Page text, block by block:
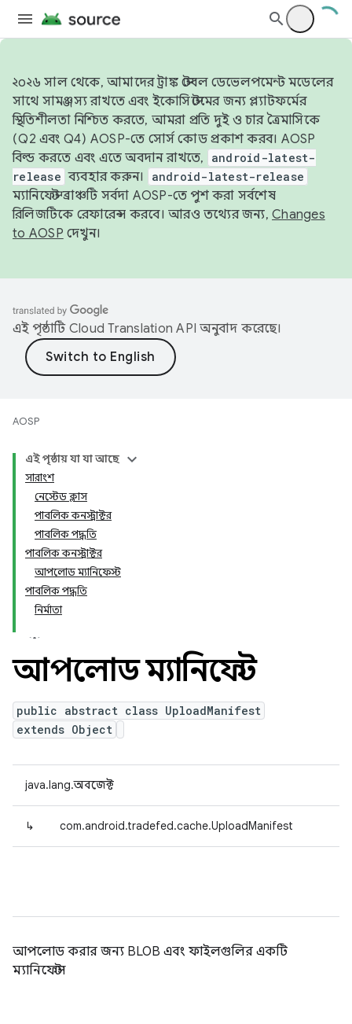
২০২৬ সাল থেকে, আমাদের ট্রাঙ্ক স্টেবল ডেভেলপমেন্ট মডেলের
সাথে সামঞ্জস্য রাখতে এবং ইকোসিস্টেমের জন্য প্ল্যাটফর্মের
স্থিতিশীলতা নিশ্চিত করতে, আমরা প্রতি দুই ও চার ত্রৈমাসিকে
(Q2 এবং Q4) AOSP-তে সোর্স কোড প্রকাশ করব। AOSP
বিল্ড করতে এবং এতে অবদান রাখতে,
android-latest-
release ব্যবহার করুন। android-latest-release
ম্যানিফেস্ট ব্রাঞ্চটি সর্বদা AOSP-তে পুশ করা সর্বশেষ
রিলিজটিকে রেফারেন্স করবে। আরও তথ্যের জন্য, Changes
to AOSP দেখুন।
এই পৃষ্ঠাটি Cloud Translation API অনুবাদ করেছে।
AOSP
এই পৃষ্ঠায় যা যা আছে
সারাংশ
নেস্টেড ক্লাস
পাবলিক কনস্ট্রাক্টর
পাবলিক পদ্ধতি
পাবলিক কনস্ট্রাক্টর
আপলোড ম্যানিফেস্ট
পাবলিক পদ্ধতি
নির্মাতা
আপলোড ম্যানিফেস্ট
public abstract class UploadManifest
extends Object
java.lang.অবজেক্ট
↳ com.android.tradefed.cache.UploadManifest
আপলোড করার জন্য BLOB এবং ফাইলগুলির একটি
ম্যানিফেস্ট৷